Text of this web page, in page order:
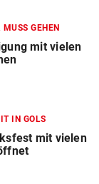
GEHEN
mit vielen
IN GOLS
mit vielen